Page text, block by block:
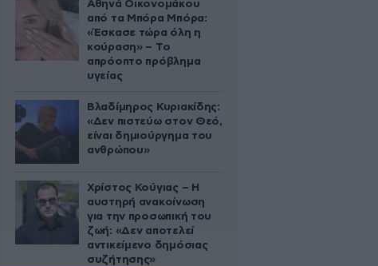
Αθηνά Οικονομάκου
από τα Μπόρα Μπόρα:
«Έσκασε τώρα όλη η
κούραση» – Το
απρόοπτο πρόβλημα
υγείας
Βλαδίμηρος Κυριακίδης:
«Δεν πιστεύω στον Θεό,
είναι δημιούργημα του
ανθρώπου»
Χρίστος Κούγιας – Η
αυστηρή ανακοίνωση
για την προσωπική του
ζωή: «Δεν αποτελεί
αντικείμενο δημόσιας
συζήτησης»